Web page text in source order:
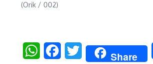
(Orik / 002)
WhatsAppFacebookTwitter Share